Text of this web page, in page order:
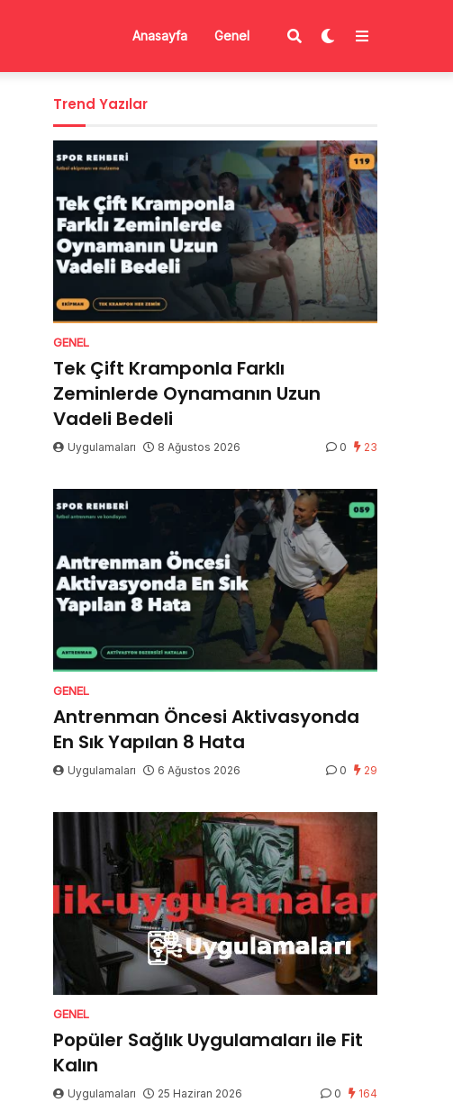
Anasayfa Genel
Trend Yazılar
GENEL
Tek Çift Kramponla Farklı
Zeminlerde Oynamanın Uzun
Vadeli Bedeli
Uygulamaları 8 Ağustos 2026 0 23
GENEL
Antrenman Öncesi Aktivasyonda
En Sık Yapılan 8 Hata
Uygulamaları 6 Ağustos 2026 0 29
GENEL
Popüler Sağlık Uygulamaları ile Fit
Kalın
Uygulamaları 25 Haziran 2026 0 164